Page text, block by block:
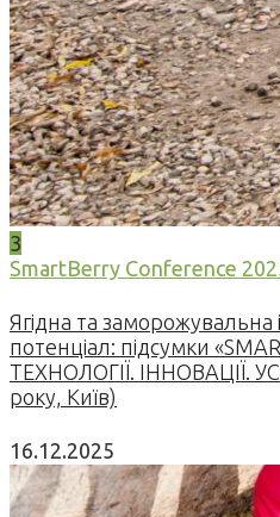
3
SmartBerry Conference
Ягідна та заморожувальна
потенціал: підсумки
ТЕХНОЛОГІЇ. ІННОВАЦІЇ.
року, Київ)
16.12.2025